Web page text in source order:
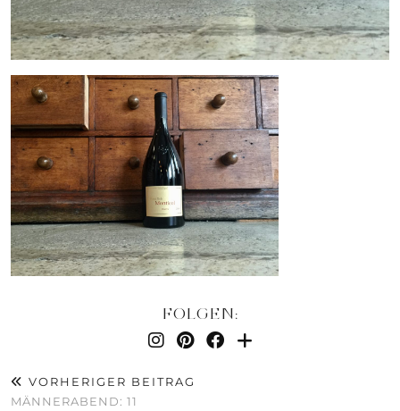
FOLGEN:
VORHERIGER BEITRAG
MÄNNERABEND: 11